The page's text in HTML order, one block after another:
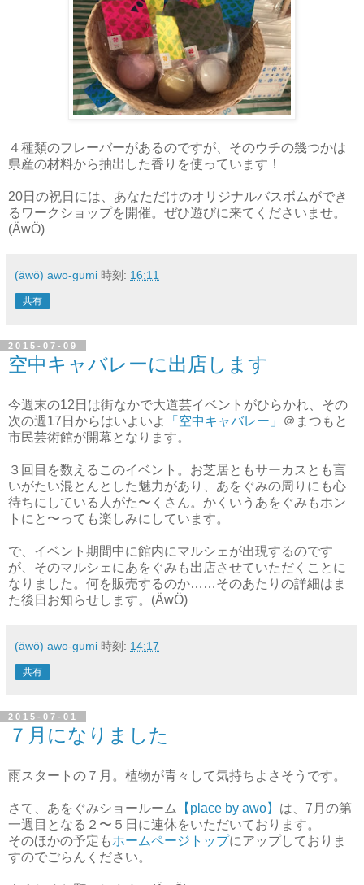
４種類のフレーバーがあるのですが、そのウチの幾つかは
県産の材料から抽出した香りを使っています！
20日の祝日には、あなただけのオリジナルバスボムができ
るワークショップを開催。ぜひ遊びに来てくださいませ。
(ÄwÖ)
(äwö) awo-gumi 時刻: 16:11
共有
2015-07-09
空中キャバレーに出店します
今週末の12日は街なかで大道芸イベントがひらかれ、その
次の週17日からはいよいよ
「空中キャバレー」
＠まつもと
市民芸術館が開幕となります。
３回目を数えるこのイベント。お芝居ともサーカスとも言
いがたい混とんとした魅力があり、あをぐみの周りにも心
待ちにしている人がた〜くさん。かくいうあをぐみもホン
トにと〜っても楽しみにしています。
で、イベント期間中に館内にマルシェが出現するのです
が、そのマルシェにあをぐみも出店させていただくことに
なりました。何を販売するのか……そのあたりの詳細はま
た後日お知らせします。(ÄwÖ)
(äwö) awo-gumi 時刻: 14:17
共有
2015-07-01
７月になりました
雨スタートの７月。植物が青々して気持ちよさそうです。
さて、あをぐみショールーム 【place by awo】 は、7月の第
一週目となる２〜５日に連休をいただいております。
そのほかの予定もホームページトップにアップしておりま
すのでごらんください。